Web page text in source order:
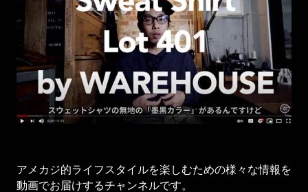
アメカジ的ライフスタイルを楽しむための様々な情報を
動画でお届けするチャンネルです。